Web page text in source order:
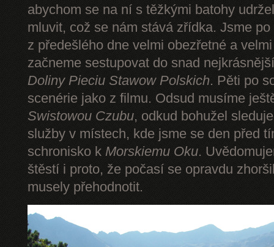
abychom se na ní s těžkými batohy
mluvit, což se nám stává zřídka. Jsme
z předešlého dne velmi obezřetné a
začneme sestupovat do snad
Doliny Pieciu Stawow Polskich. Pěti po
scenérie jako z filmu. Odsud musíme
Swistowou Czubu, odkud bohužel
služby v místech, kde jsme se den před
schronisko k Morskiemu Oku.
štěstí i proto, že počasí se opravdu
musely přehodnotit.